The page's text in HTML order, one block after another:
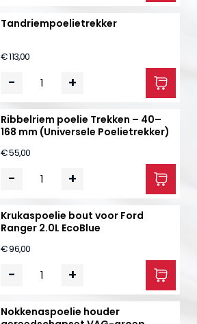
Tandriempoelietrekker
€ 113,00
- +
Ribbelriem poelie Trekken – 40–
168 mm (Universele Poelietrekker)
€ 55,00
- +
Krukaspoelie bout voor Ford
Ranger 2.0L EcoBlue
€ 96,00
- +
Nokkenaspoelie houder